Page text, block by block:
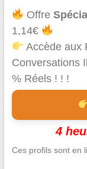
Offre
1,14€
Accède aux
Conversations
% Réels ! ! !
4
Ces profils sont en